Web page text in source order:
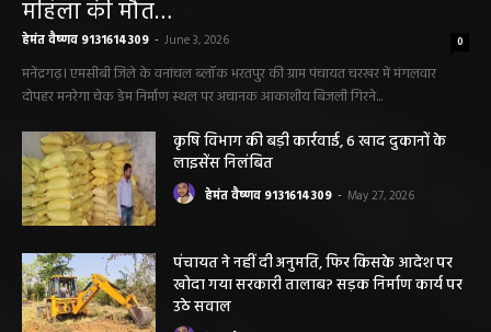
महिला की मौत…
हेमंत वैष्णव 9131614309 - June 3, 2026 0
मनेंद्रगढ़। एमसीबी जिले के वनांचल ब्लॉक भरतपुर की ग्राम पंचायत चरखर में मंगलवार
दोपहर मनरेगा चेक डेम निर्माण स्थल पर अचानक आकाशीय बिजली गिरने...
कृषि विभाग की बड़ी कार्रवाई, 6 खाद दुकानों के
लाइसेंस निलंबित
हेमंत वैष्णव 9131614309 - May 27, 2026
पंचायत ने नहीं दी अनुमति, फिर किसके आदेश पर
खोदा गया सरकारी तालाब? सड़क निर्माण कार्य पर
उठे सवाल